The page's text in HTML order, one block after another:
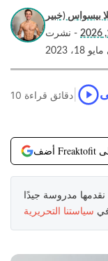
بيسواس (خبير
- نشرت
18، 2023
10 دقائق قراءة
نقدمها مدروسة جيدًا
سياستنا التحريرية